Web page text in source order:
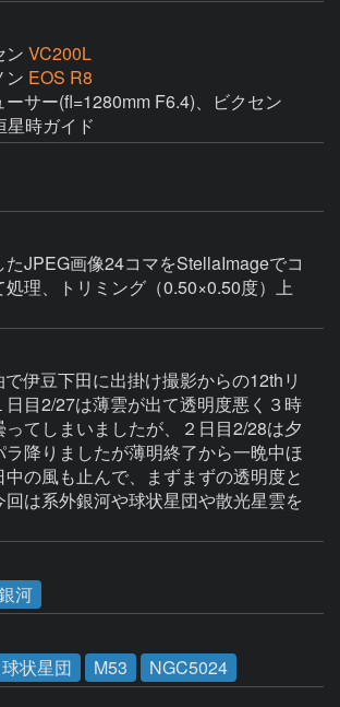
ン VC200L
ン EOS R8
サー(fl=1280mm F6.4)、ビクセン
時ガイド
たJPEG画像24コマをStellaImageでコ
処理、トリミング（0.50×0.50度）上
伊豆下田に出掛け撮影からの12thリ
日目2/27は薄雲が出て透明度悪く３時
てしまいましたが、２日目2/28は夕
降りましたが薄明終了から一晩中ほ
の風も止んで、まずまずの透明度と
回は系外銀河や球状星団や散光星雲を
河
球状星団 M53 NGC5024